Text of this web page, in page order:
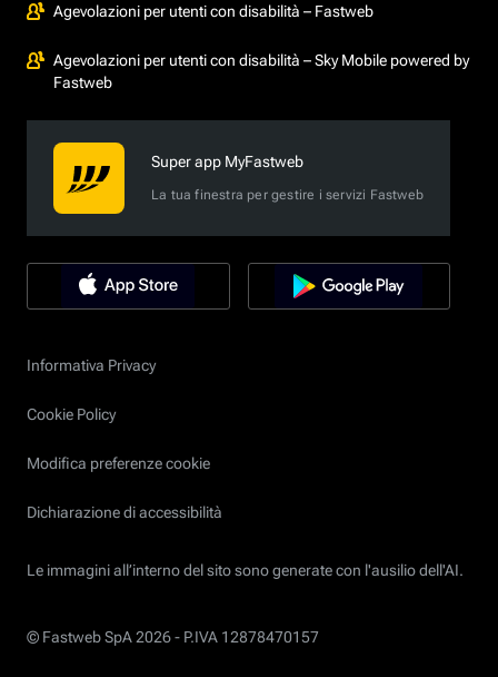
Agevolazioni per utenti con disabilità – Fastweb
Agevolazioni per utenti con disabilità – Sky Mobile powered by
Fastweb
Super app MyFastweb
La tua finestra per gestire i servizi Fastweb
Informativa Privacy
Cookie Policy
Modifica preferenze cookie
Dichiarazione di accessibilità
Le immagini all’interno del sito sono generate con l'ausilio dell'AI.
© Fastweb SpA 2026 - P.IVA 12878470157